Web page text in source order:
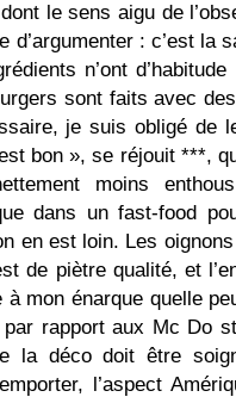
le sens aigu de
d’argumenter : c’est la
n’ont
sont faits avec
je suis obligé de
bon », se réjouit ***,
moins
dans un fast-food
en est loin. Les
de piètre qualité, et
à mon énarque quelle
rapport aux Mc Do
la déco doit être
l’aspect